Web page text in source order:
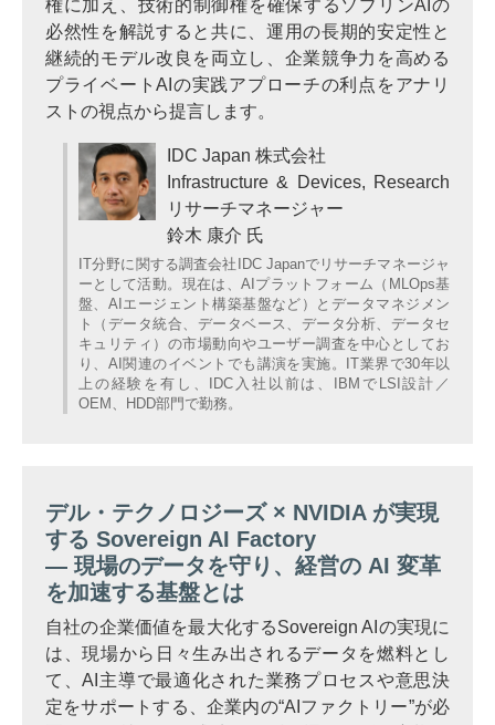
権に加え、技術的制御権を確保するソブリンAIの
必然性を解説すると共に、運用の長期的安定性と
継続的モデル改良を両立し、企業競争力を高める
プライベートAIの実践アプローチの利点をアナリ
ストの視点から提言します。
IDC Japan 株式会社
Infrastructure & Devices, Research
リサーチマネージャー
鈴木 康介 氏
IT分野に関する調査会社IDC Japanでリサーチマネージャ
ーとして活動。現在は、AIプラットフォーム（MLOps基
盤、AIエージェント構築基盤など）とデータマネジメン
ト（データ統合、データベース、データ分析、データセ
キュリティ）の市場動向やユーザー調査を中心としてお
り、AI関連のイベントでも講演を実施。IT業界で30年以
上の経験を有し、IDC入社以前は、IBMでLSI設計／
OEM、HDD部門で勤務。
デル・テクノロジーズ × NVIDIA が実現
する Sovereign AI Factory
— 現場のデータを守り、経営の AI 変革
を加速する基盤とは
自社の企業価値を最大化するSovereign AIの実現に
は、現場から日々生み出されるデータを燃料とし
て、AI主導で最適化された業務プロセスや意思決
定をサポートする、企業内の“AIファクトリー”が必